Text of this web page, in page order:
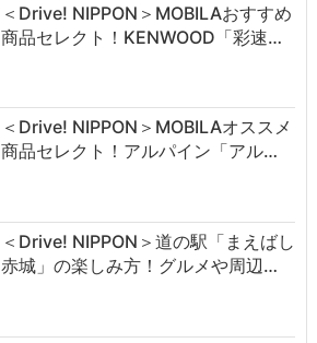
＜Drive! NIPPON＞MOBILAおすすめ
商品セレクト！KENWOOD「彩速…
＜Drive! NIPPON＞MOBILAオススメ
商品セレクト！アルパイン「アル…
＜Drive! NIPPON＞道の駅「まえばし
赤城」の楽しみ方！グルメや周辺…